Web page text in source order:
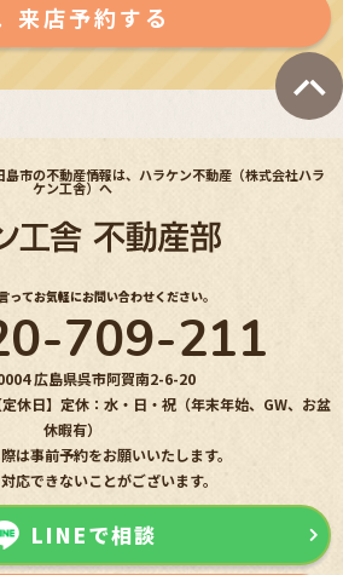
来店予約する
市の不動産情報は、ハラケン不動産（株式会社ハラ
ケン工舎）へ
ってお気軽にお問い合わせください。
709-211
広島県呉市阿賀南2-6-20
休日】定休：水・日・祝（年末年始、GW、お盆
休暇有）
は事前予約をお願いいたします。
応できないことがございます。
LINEで相談